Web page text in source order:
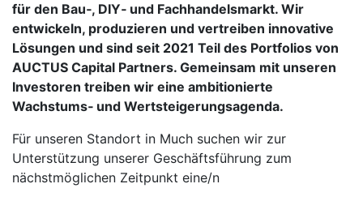
für den Bau‑, DIY‑ und Fachhandelsmarkt. Wir
entwickeln, produzieren und vertreiben innovative
Lösungen und sind seit 2021 Teil des Portfolios von
AUCTUS Capital Partners. Gemeinsam mit unseren
Investoren treiben wir eine ambitionierte
Wachstums‑ und Wertsteigerungsagenda.
Für unseren Standort in Much suchen wir zur
Unterstützung unserer Geschäftsführung zum
nächstmöglichen Zeitpunkt eine/n